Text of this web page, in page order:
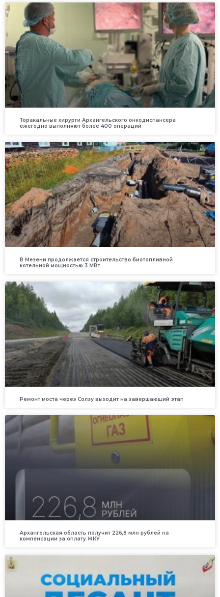
Торакальные хирурги Архангельского онкодиспансера
ежегодно выполняют более 400 операций
В Мезени продолжается строительство биотопливной
котельной мощностью 3 МВт
Ремонт моста через Солзу выходит на завершающий этап
Архангельская область получит 226,8 млн рублей на
компенсации за оплату ЖКУ